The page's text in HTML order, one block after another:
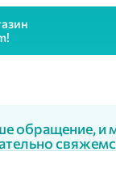
обращение, и